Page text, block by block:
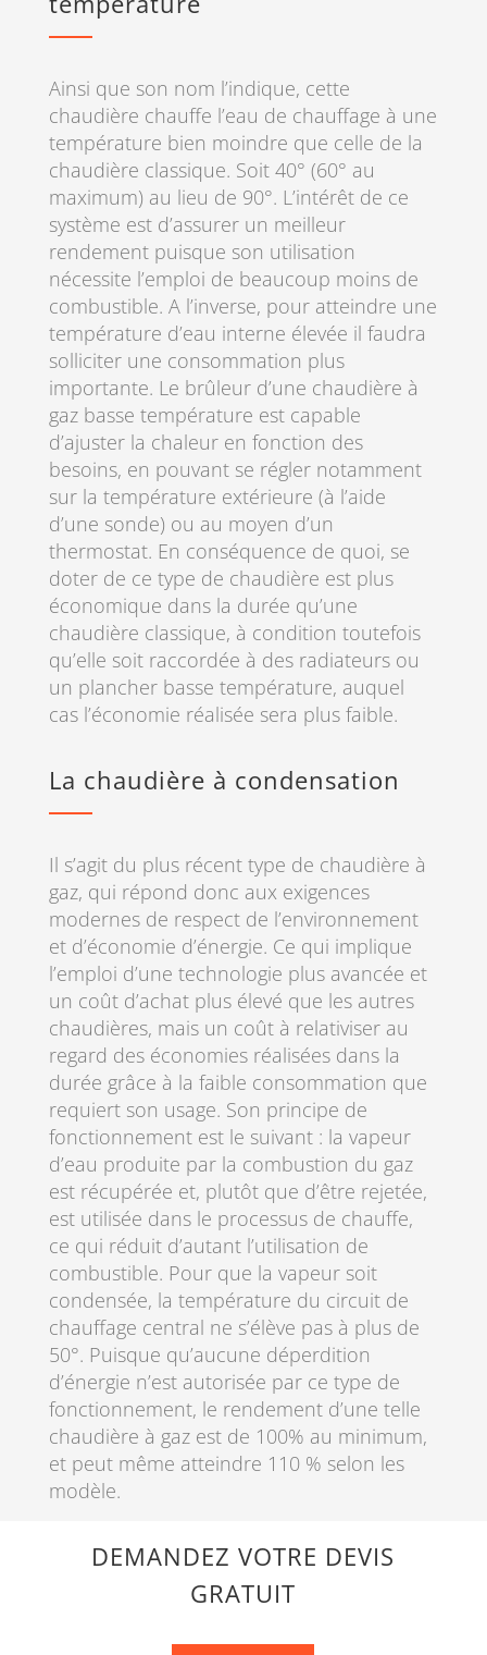
Ainsi que son nom l’indique, cette
chaudière chauffe l’eau de chauffage à une
température bien moindre que celle de la
chaudière classique. Soit 40° (60° au
maximum) au lieu de 90°. L’intérêt de ce
système est d’assurer un meilleur
rendement puisque son utilisation
nécessite l’emploi de beaucoup moins de
combustible. A l’inverse, pour atteindre une
température d’eau interne élevée il faudra
solliciter une consommation plus
importante. Le brûleur d’une chaudière à
gaz basse température est capable
d’ajuster la chaleur en fonction des
besoins, en pouvant se régler notamment
sur la température extérieure (à l’aide
d’une sonde) ou au moyen d’un
thermostat. En conséquence de quoi, se
doter de ce type de chaudière est plus
économique dans la durée qu’une
chaudière classique, à condition toutefois
qu’elle soit raccordée à des radiateurs ou
un plancher basse température, auquel
cas l’économie réalisée sera plus faible.
La chaudière à condensation
Il s’agit du plus récent type de chaudière à
gaz, qui répond donc aux exigences
modernes de respect de l’environnement
et d’économie d’énergie. Ce qui implique
l’emploi d’une technologie plus avancée et
un coût d’achat plus élevé que les autres
chaudières, mais un coût à relativiser au
regard des économies réalisées dans la
durée grâce à la faible consommation que
requiert son usage. Son principe de
fonctionnement est le suivant : la vapeur
d’eau produite par la combustion du gaz
est récupérée et, plutôt que d’être rejetée,
est utilisée dans le processus de chauffe,
ce qui réduit d’autant l’utilisation de
combustible. Pour que la vapeur soit
condensée, la température du circuit de
chauffage central ne s’élève pas à plus de
50°. Puisque qu’aucune déperdition
d’énergie n’est autorisée par ce type de
fonctionnement, le rendement d’une telle
chaudière à gaz est de 100% au minimum,
et peut même atteindre 110 % selon les
modèle.
DEMANDEZ VOTRE DEVIS
GRATUIT